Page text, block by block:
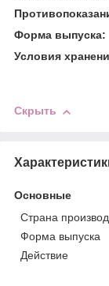
Форма выпуска:
Условия
Скрыть
Основные
Страна
Форма выпуска
Действие